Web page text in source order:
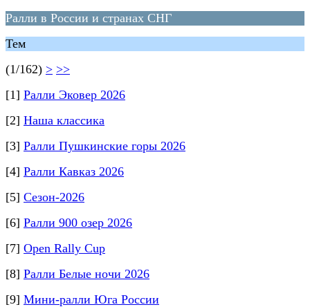
Ралли в России и странах СНГ
Тем
(1/162) > >>
[1] Ралли Эковер 2026
[2] Наша классика
[3] Ралли Пушкинские горы 2026
[4] Ралли Кавказ 2026
[5] Сезон-2026
[6] Ралли 900 озер 2026
[7] Open Rally Cup
[8] Ралли Белые ночи 2026
[9] Мини-ралли Юга России